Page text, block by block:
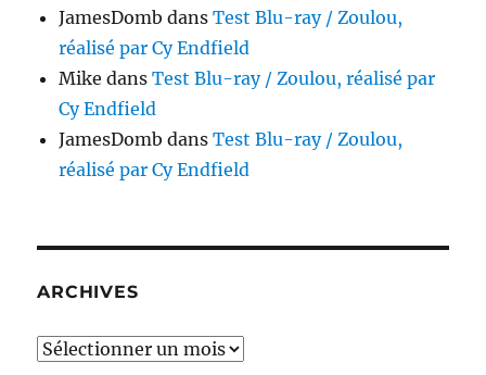
JamesDomb dansTest Blu-ray / Zoulou,
réalisé par Cy Endfield
Mike dansTest Blu-ray / Zoulou, réalisé par
Cy Endfield
JamesDomb dansTest Blu-ray / Zoulou,
réalisé par Cy Endfield
ARCHIVES
Archives